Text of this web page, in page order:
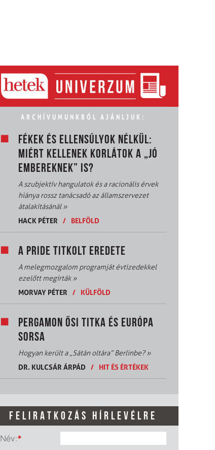
ARCHÍVUMUNKBÓL AJÁNLJUK:
FÉKEK ÉS ELLENSÚLYOK NÉLKÜL:
MIÉRT KELLENEK KORLÁTOK A „JÓ
EMBEREKNEK” IS?
A szubjektív hangulatok és a racionális érvek
hiánya rossz tanácsadó az államszervezet
átalakításánál»
HACK PÉTER
/ BELFÖLD
A PRIDE TITKOLT EREDETE
A melegmozgalom programját évtizedekkel
ezelőtt megírták»
MORVAY PÉTER
/ KÜLFÖLD
PERGAMON ŐSI TITKA ÉS EURÓPA
SORSA
Hogyan került a „Sátán oltára” Berlinbe?»
DR. KULCSÁR ÁRPÁD
/ HIT ÉS ÉRTÉKEK
FELIRATKOZÁS HÍRLEVÉLRE
Név:*